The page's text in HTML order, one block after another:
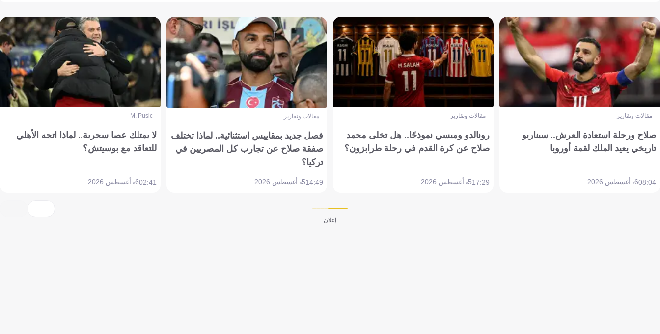
مقالات وتقارير
صلاح ورحلة استعادة العرش.. سيناريو
تاريخي يعيد الملك لقمة أوروبا
08:046 أغسطس 2026
مقالات وتقارير
رونالدو وميسي نموذجًا.. هل تخلى محمد
صلاح عن كرة القدم في رحلة طرابزون؟
17:295 أغسطس 2026
مقالات وتقارير
فصل جديد بمقاييس استثنائية.. لماذا تختلف
صفقة صلاح عن تجارب كل المصريين في
تركيا؟
14:495 أغسطس 2026
M. Pusic
لا يمتلك عصا سحرية.. لماذا اتجه الأهلي
للتعاقد مع بوسيتش؟
02:416 أغسطس 2026
إعلان